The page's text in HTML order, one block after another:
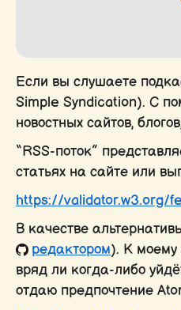
Если вы слушаете
Simple Syndication). С
новостных сайтов,
“RSS-поток”
статьях на сайте или
https://validator.w3.org/
В качестве
редактором). К моему
вряд ли когда-либо
отдаю предпочтение